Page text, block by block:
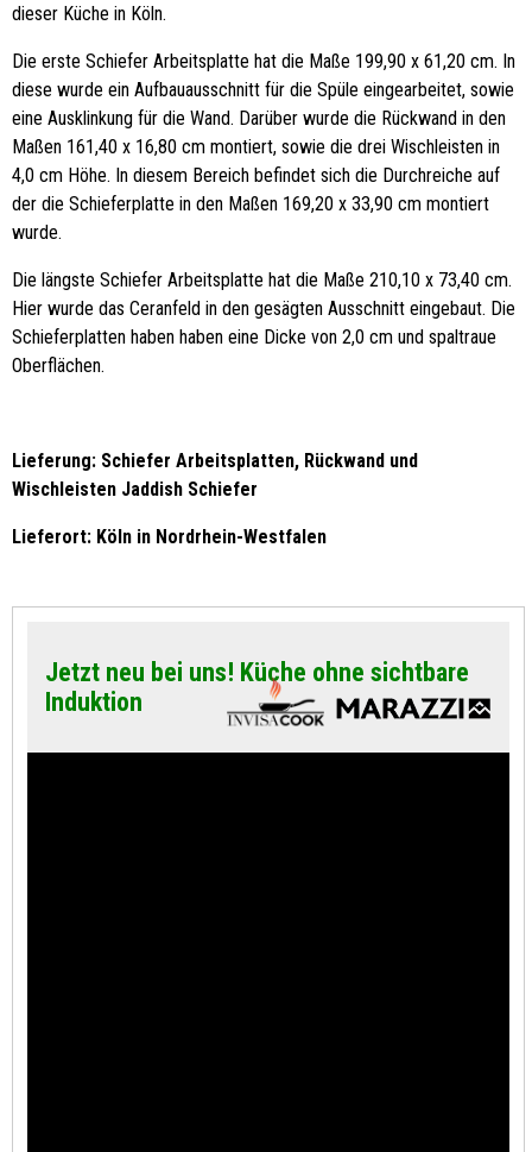
dieser Küche in Köln.
Die erste Schiefer Arbeitsplatte hat die Maße 199,90 x 61,20 cm. In
diese wurde ein Aufbauausschnitt für die Spüle eingearbeitet, sowie
eine Ausklinkung für die Wand. Darüber wurde die Rückwand in den
Maßen 161,40 x 16,80 cm montiert, sowie die drei Wischleisten in
4,0 cm Höhe. In diesem Bereich befindet sich die Durchreiche auf
der die Schieferplatte in den Maßen 169,20 x 33,90 cm montiert
wurde.
Die längste Schiefer Arbeitsplatte hat die Maße 210,10 x 73,40 cm.
Hier wurde das Ceranfeld in den gesägten Ausschnitt eingebaut. Die
Schieferplatten haben haben eine Dicke von 2,0 cm und spaltraue
Oberflächen.
Lieferung: Schiefer Arbeitsplatten, Rückwand und
Wischleisten Jaddish Schiefer
Lieferort: Köln in Nordrhein-Westfalen
Jetzt neu bei uns! Küche ohne sichtbare
Induktion